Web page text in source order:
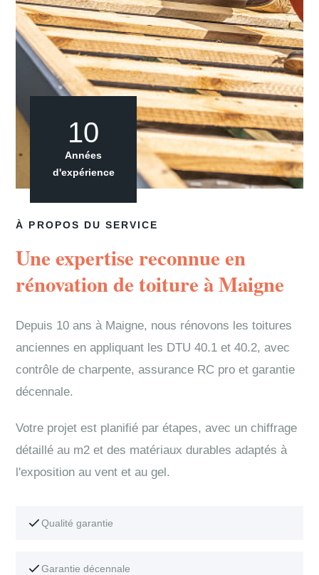
À PROPOS DU SERVICE
Une expertise reconnue en
rénovation de toiture à Maigne
Depuis 10 ans à Maigne, nous rénovons les toitures
anciennes en appliquant les DTU 40.1 et 40.2, avec
contrôle de charpente, assurance RC pro et garantie
décennale.
Votre projet est planifié par étapes, avec un chiffrage
détaillé au m2 et des matériaux durables adaptés à
l'exposition au vent et au gel.
Qualité garantie
Garantie décennale
10
Années
d'expérience